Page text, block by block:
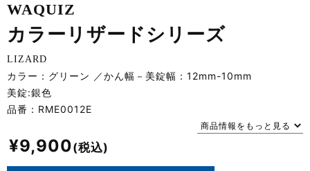
WAQUIZ
カラーリザードシリーズ
LIZARD
カラー：グリーン
かん幅－美錠幅：12mm-10mm
美錠:銀色
品番： RME0012E
商品情報をもっと見る
¥9,900